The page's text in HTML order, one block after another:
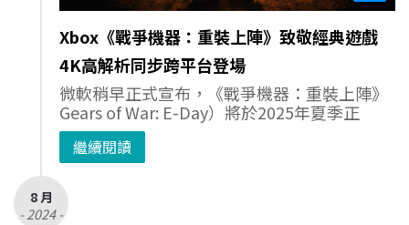
Xbox《戰爭機器：重裝上陣》致敬經典遊戲
4K高解析同步跨平台登場
微軟稍早正式宣布，《戰爭機器：重裝上陣》
Gears of War: E-Day）將於2025年夏季正
繼續閱讀
8 月
- 2024 -